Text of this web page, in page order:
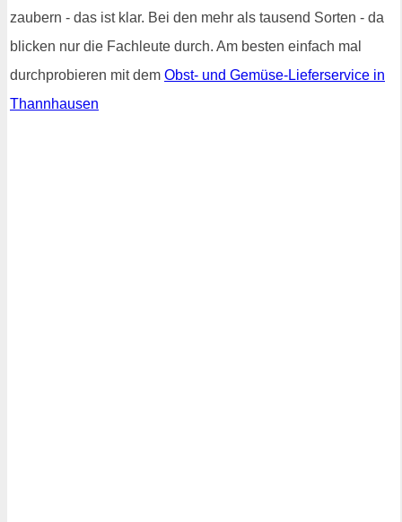
zaubern - das ist klar. Bei den mehr als tausend Sorten - da
blicken nur die Fachleute durch. Am besten einfach mal
durchprobieren mit dem Obst- und Gemüse-Lieferservice in
Thannhausen